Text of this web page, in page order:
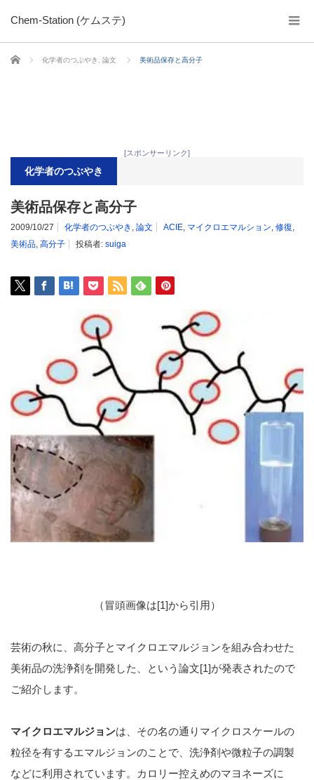
Chem-Station (ケムステ)
ホーム 化学者のつぶやき 論文 美術品保存と高分子
[スポンサーリンク]
化学者のつぶやき
美術品保存と高分子
2009/10/27 化学者のつぶやき , 論文 ACIE, マイクロエマルション, 修復,
美術品, 高分子 投稿者: suiga
（冒頭画像は[1]から引用）
芸術の秋に、高分子とマイクロエマルジョンを組み合わせた
美術品の洗浄剤を開発した、という論文[1]が発表されたので
ご紹介します。
マイクロエマルジョンは、その名の通りマイクロスケールの
粒径を有するエマルジョンのことで、洗浄剤や微粒子の調製
などに利用されています。カロリー控えめのマヨネーズに